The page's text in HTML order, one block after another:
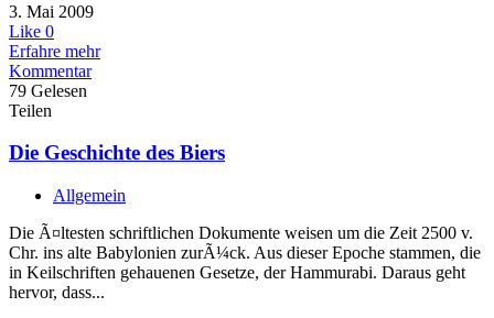
3. Mai 2009
Like 0
Erfahre mehr
Kommentar
79 Gelesen
Teilen
Die Geschichte des Biers
Allgemein
Die Ã¤ltesten schriftlichen Dokumente weisen um die Zeit 2500 v.
Chr. ins alte Babylonien zurÃ¼ck. Aus dieser Epoche stammen, die
in Keilschriften gehauenen Gesetze, der Hammurabi. Daraus geht
hervor, dass...